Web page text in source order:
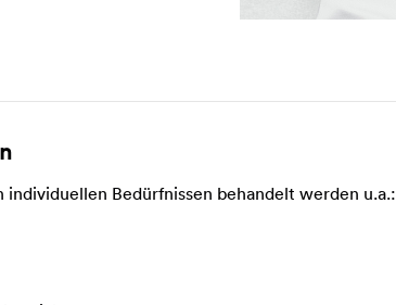
Bedürfnissen behandelt werden u.a.: